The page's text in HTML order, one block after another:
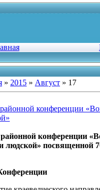
» 2015 » Август » 17
конференции
конференции
людской» посвященной